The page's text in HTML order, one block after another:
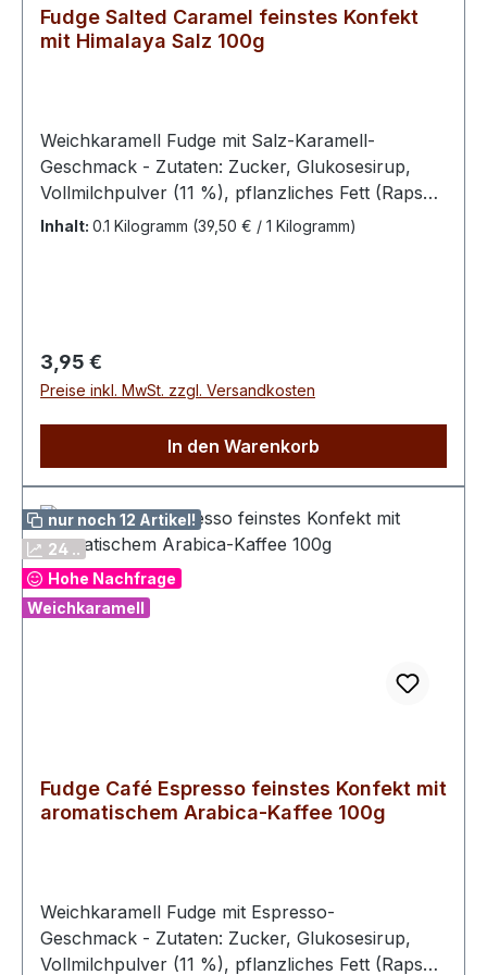
Fudge Salted Caramel feinstes Konfekt
mit Himalaya Salz 100g
Weichkaramell Fudge mit Salz-Karamell-
Geschmack - Zutaten: Zucker, Glukosesirup,
Vollmilchpulver (11 %), pflanzliches Fett (Rapsöl,
vollständig gehärtetes Rapsöl), Himalaya-Salz
2,8 g Salz 1,62 g
Inhalt: 0.1 Kilogramm (39,50 € / 1 Kilogramm)
Regulärer Preis:
3,95 €
Preise inkl. MwSt. zzgl. Versandkosten
In den Warenkorb
nur noch 12 Artikel!
24 ..
Hohe Nachfrage
Weichkaramell
Fudge Café Espresso feinstes Konfekt mit
aromatischem Arabica-Kaffee 100g
Weichkaramell Fudge mit Espresso-
Geschmack - Zutaten: Zucker, Glukosesirup,
Vollmilchpulver (11 %), pflanzliches Fett (Rapsöl,